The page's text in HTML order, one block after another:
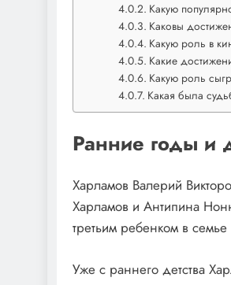
Какую
Каковы
Какую роль в
Какие
Какую роль
Какая была
Ранние годы и
Харламов Валерий
Харламов и Антипина
третьим ребенком в
Уже с раннего детства